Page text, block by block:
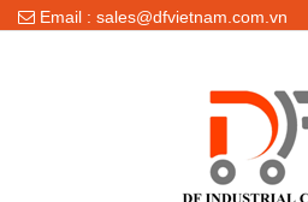
Email : sales@dfvietnam.com.vn